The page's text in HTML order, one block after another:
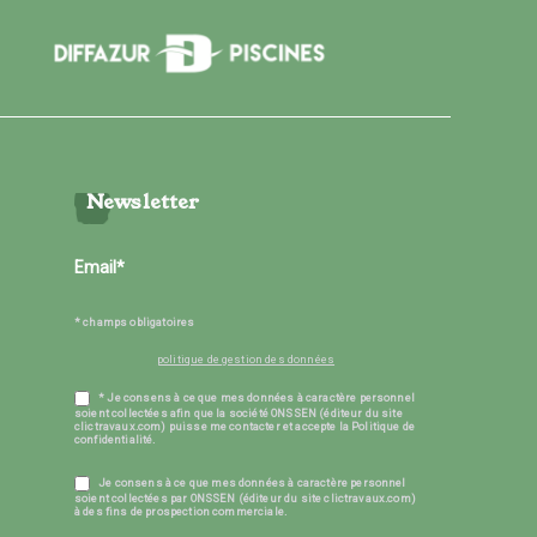
Newsletter
* champs obligatoires
politique de gestion des données
* Je consens à ce que mes données à caractère personnel
soient collectées afin que la société ONSSEN (éditeur du site
clictravaux.com) puisse me contacter et accepte la Politique de
confidentialité.
Je consens à ce que mes données à caractère personnel
soient collectées par ONSSEN (éditeur du site clictravaux.com)
à des fins de prospection commerciale.